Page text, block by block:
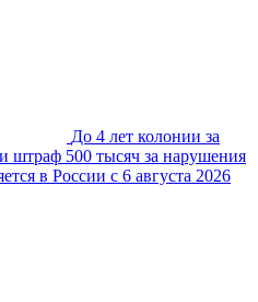
До 4 лет колонии за
штраф 500 тысяч за нарушения
в России с 6 августа 2026